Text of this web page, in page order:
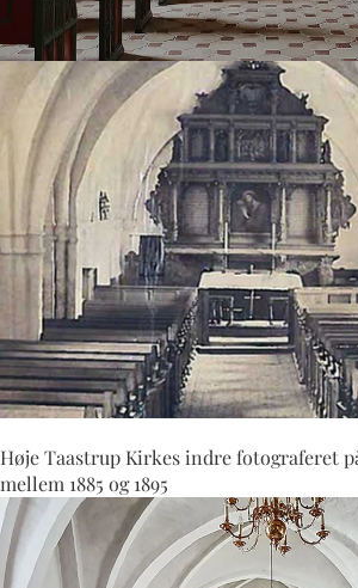
Høje Taastrup Kirkes indre fotograferet
mellem 1885 og 1895